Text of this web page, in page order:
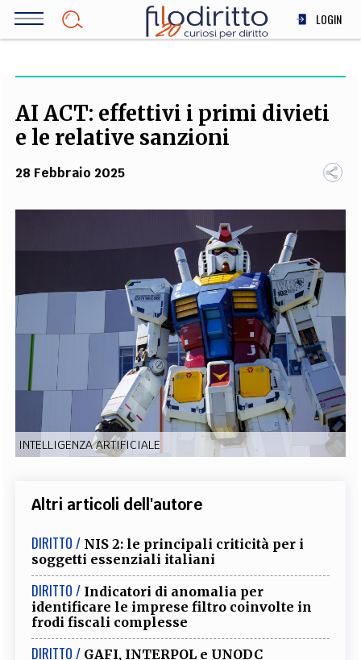
Salta
LOGIN
SOCIETÀ
MEDICINA
ALTRO
TEAM
FILODIRITTO REDAZIONE COMITATO SCIENTIFICO AUTORI CURATORI
FOTOGRAFI PARTNER COLLABORA CON NOI
EXTRA
RUBRICHE LIBRI PROCEEDINGS PUBBLICITÀ CONTATTI
SOCIAL MEDIA
AI ACT: effettivi i primi divieti
e le relative sanzioni
28 Febbraio 2025
INTELLIGENZA ARTIFICIALE
Altri articoli dell'autore
DIRITTO / NIS 2: le principali criticità per i
soggetti essenziali italiani
DIRITTO / Indicatori di anomalia per
identificare le imprese filtro coinvolte in
frodi fiscali complesse
DIRITTO / GAFI, INTERPOL e UNODC